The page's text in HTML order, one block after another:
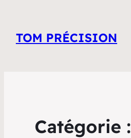
TOM PRÉCISION
Catégorie :